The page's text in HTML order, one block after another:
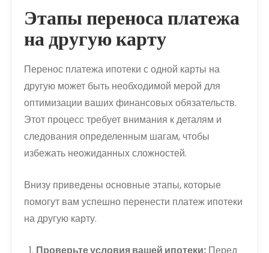
Этапы переноса платежа
на другую карту
Перенос платежа ипотеки с одной карты на
другую может быть необходимой мерой для
оптимизации ваших финансовых обязательств.
Этот процесс требует внимания к деталям и
следования определенным шагам, чтобы
избежать неожиданных сложностей.
Внизу приведены основные этапы, которые
помогут вам успешно перенести платеж ипотеки
на другую карту.